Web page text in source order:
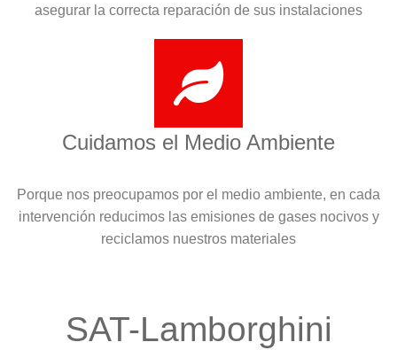
asegurar la correcta reparación de sus instalaciones
Cuidamos el Medio Ambiente
Porque nos preocupamos por el medio ambiente, en cada
intervención reducimos las emisiones de gases nocivos y
reciclamos nuestros materiales
SAT-Lamborghini